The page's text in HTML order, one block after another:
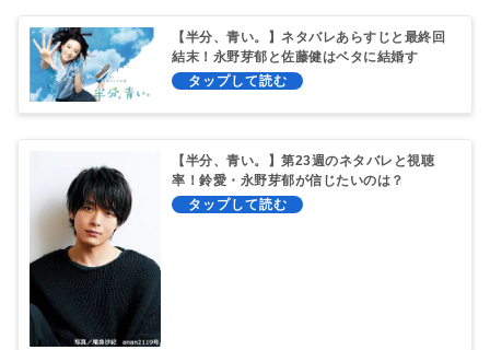
【半分、青い。】ネタバレあらすじと最終回
結末！永野芽郁と佐藤健はベタに結婚す
る！？
【半分、青い。】第23週のネタバレと視聴
率！鈴愛・永野芽郁が信じたいのは？